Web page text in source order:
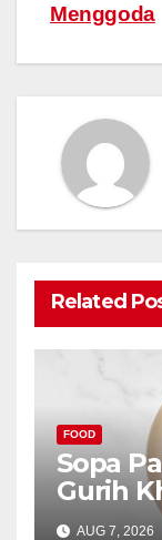
Menggoda
Related
FOOD
Sopa
Gurih
Unik
AUG 7, 2026